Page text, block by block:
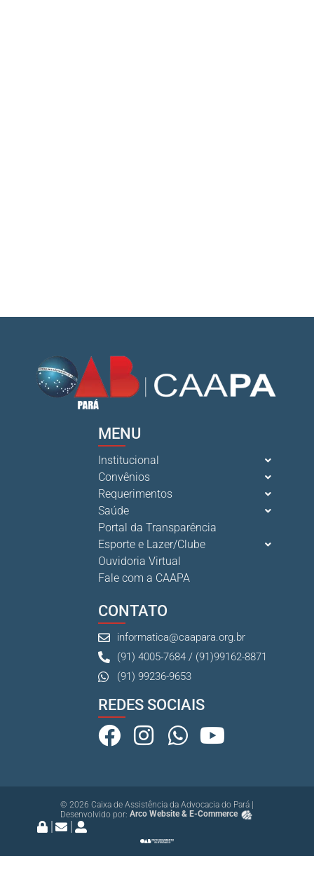
MENU
Institucional
Convênios
Requerimentos
Saúde
Portal da Transparência
Esporte e Lazer/Clube
Ouvidoria Virtual
Fale com a CAAPA
CONTATO
informatica@caapara.org.br
(91) 4005-7684 / (91)99162-8871
(91) 99236-9653
REDES SOCIAIS
© 2026 Caixa de Assistência da Advocacia do Pará |
Desenvolvido por: Arco Website & E-Commerce